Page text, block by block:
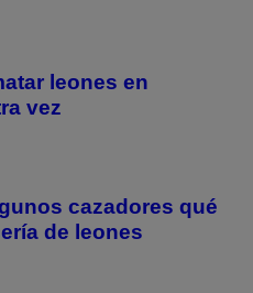
leones en
vez
cazadores qué
de leones